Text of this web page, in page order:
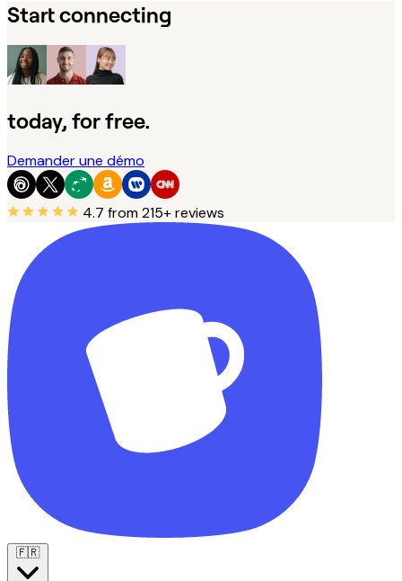
Start connecting
today, for free.
Demander une démo
4.7 from 215+ reviews
🇫🇷